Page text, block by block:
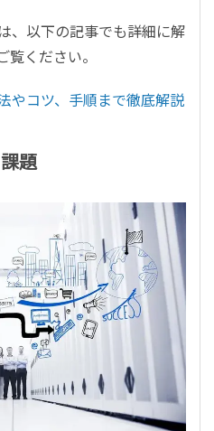
、以下の記事でも詳細に解
ください。
やコツ、手順まで徹底解説
題